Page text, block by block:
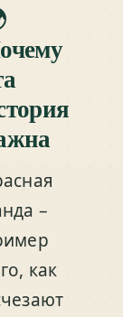
–
как